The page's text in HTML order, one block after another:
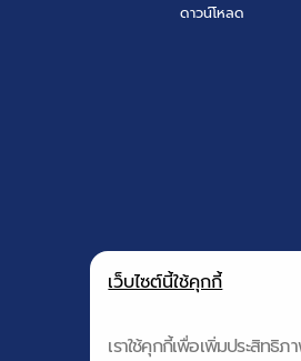
ดาวน์โหลด
เว็บไซต์นี้ใช้คุกกี้
เราใช้คุกกี้เพื่อเพิ่มประสิทธิ